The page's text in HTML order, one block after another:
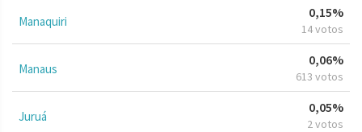
Manaquiri
0,15%
14 votos
Manaus
0,06%
613 votos
Juruá
0,05%
2 votos